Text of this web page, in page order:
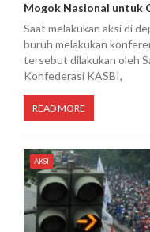
Mogok Nasional untuk
Saat melakukan aksi di
buruh melakukan
tersebut dilakukan oleh
Konfederasi KASBI,
READ MORE
AKSI